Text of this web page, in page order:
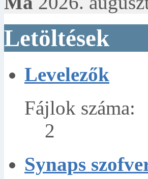
Letöltések
Levelezők
Fájlok száma:
2
Synaps